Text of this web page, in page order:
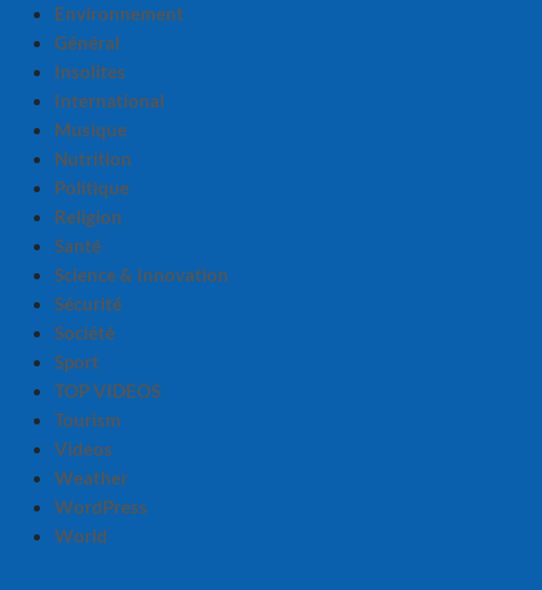
Environnement
Général
Insolites
International
Musique
Nutrition
Politique
Religion
Santé
Science & Innovation
Sécurité
Société
Sport
TOP VIDEOS
Tourism
Videos
Weather
WordPress
World